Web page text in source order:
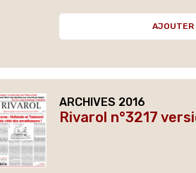
AJOUTER
ARCHIVES 2016
Rivarol n°3217